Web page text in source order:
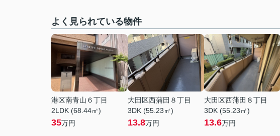
よく見られている物件
港区南青山６丁目
2LDK (68.44㎡)
35万円
大田区西蒲田８丁目
3DK (55.23㎡)
13.8万円
大田区西蒲田８丁目
3DK (55.23㎡)
13.6万円